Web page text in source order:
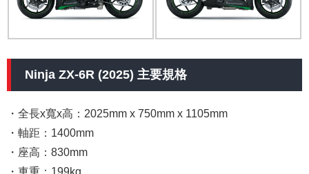
Ninja ZX-6R (2025) 主要規格
・全長x寬x高：2025mm x 750mm x 1105mm
・軸距：1400mm
・座高：830mm
・車重：199kg